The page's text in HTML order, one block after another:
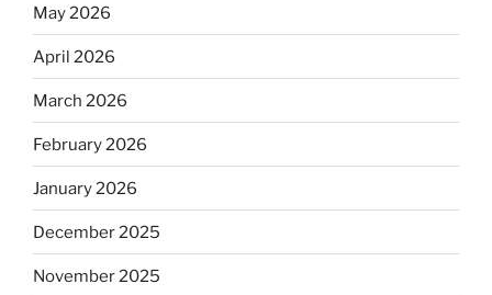
May 2026
April 2026
March 2026
February 2026
January 2026
December 2025
November 2025